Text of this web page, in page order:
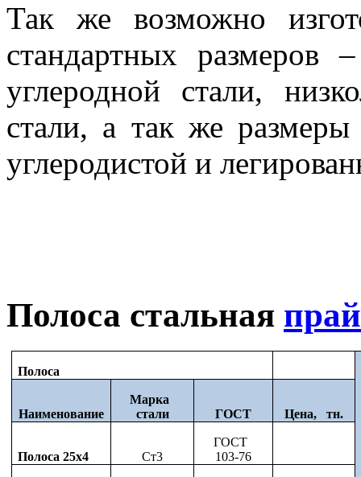
Так же возможно
стандартных
углеродной стали,
стали, а так же
углеродистой и
Полоса стальная
Полоса
Наименование
Марка
стали
ГОСТ Цена, тн.
Полоса 25x4 Ст3
ГОСТ
103-76